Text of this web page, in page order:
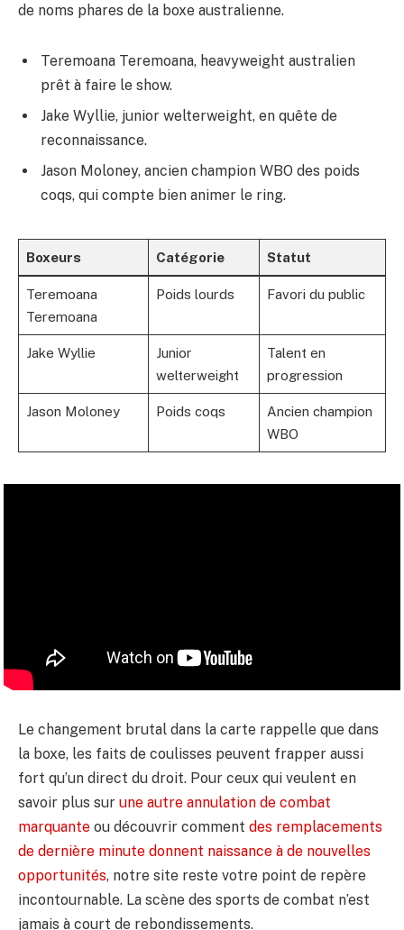
de noms phares de la boxe australienne.
Teremoana Teremoana, heavyweight australien
prêt à faire le show.
Jake Wyllie, junior welterweight, en quête de
reconnaissance.
Jason Moloney, ancien champion WBO des poids
coqs, qui compte bien animer le ring.
Boxeurs Catégorie Statut
Teremoana
Teremoana
Poids lourds Favori du public
Jake Wyllie
Junior
welterweight
Talent en
progression
Jason Moloney Poids coqs
Ancien champion
WBO
Le changement brutal dans la carte rappelle que dans
la boxe, les faits de coulisses peuvent frapper aussi
fort qu’un direct du droit. Pour ceux qui veulent en
savoir plus sur une autre annulation de combat
marquante ou découvrir comment des remplacements
de dernière minute donnent naissance à de nouvelles
opportunités, notre site reste votre point de repère
incontournable. La scène des sports de combat n’est
jamais à court de rebondissements.